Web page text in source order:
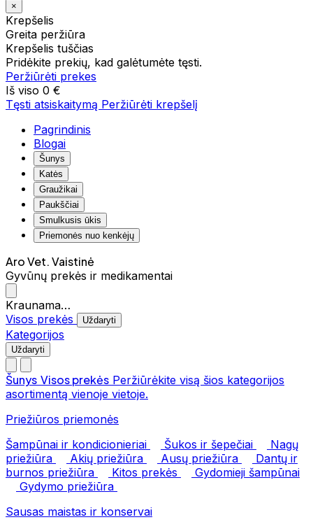
×
Krepšelis
Greita peržiūra
Krepšelis tuščias
Pridėkite prekių, kad galėtumėte tęsti.
Peržiūrėti prekes
Iš viso 0 €
Tęsti atsiskaitymą Peržiūrėti krepšelį
Pagrindinis
Blogai
Šunys
Katės
Graužikai
Paukščiai
Smulkusis ūkis
Priemonės nuo kenkėjų
Aro Vet. Vaistinė
Gyvūnų prekės ir medikamentai
Kraunama…
Visos prekės
Uždaryti
Kategorijos
Uždaryti
Šunys Visos prekės Peržiūrėkite visą šios kategorijos
asortimentą vienoje vietoje.
Priežiūros priemonės
Šampūnai ir kondicionieriai
Šukos ir šepečiai
Nagų
priežiūra
Akių priežiūra Ausų priežiūra
Dantų ir
burnos priežiūra
Kitos prekės
Gydomieji šampūnai
Gydymo priežiūra
Sausas maistas ir konservai